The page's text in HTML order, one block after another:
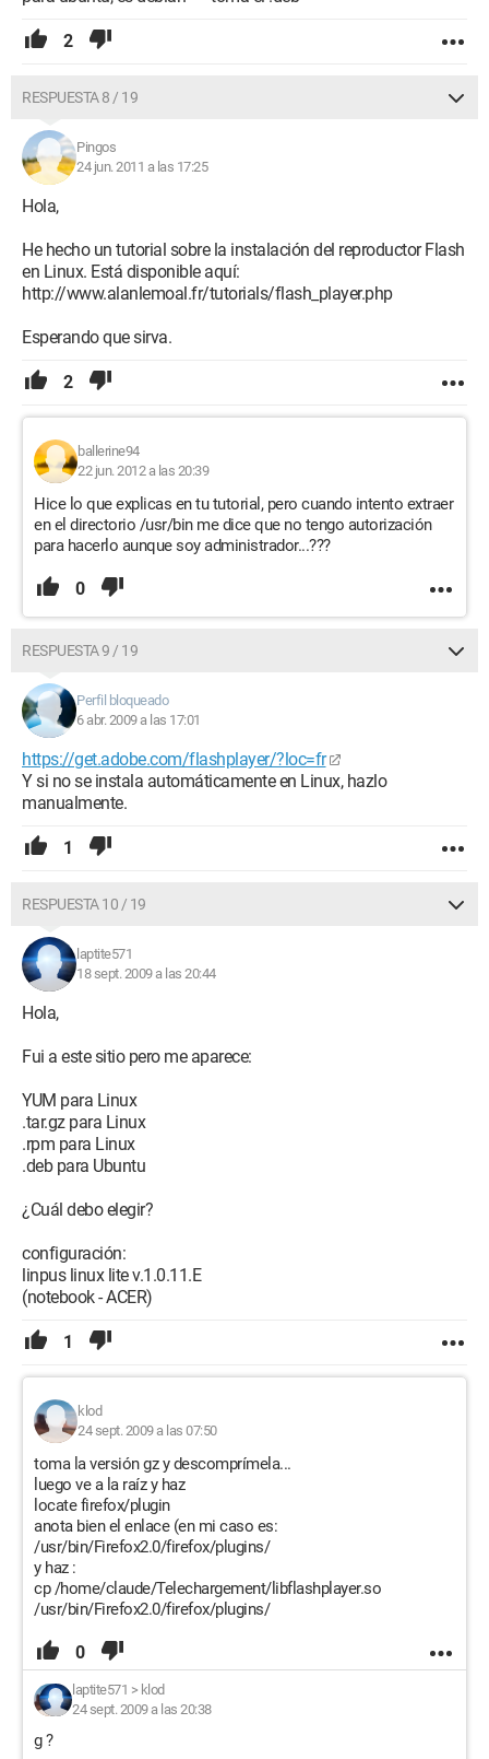
2
RESPUESTA 8 / 19
Pingos
24 jun. 2011 a las 17:25
Hola,
He hecho un tutorial sobre la instalación del reproductor Flash
en Linux. Está disponible aquí:
http://www.alanlemoal.fr/tutorials/flash_player.php
Esperando que sirva.
2
ballerine94
22 jun. 2012 a las 20:39
Hice lo que explicas en tu tutorial, pero cuando intento extraer
en el directorio /usr/bin me dice que no tengo autorización
para hacerlo aunque soy administrador...???
0
RESPUESTA 9 / 19
Perfil bloqueado
6 abr. 2009 a las 17:01
https://get.adobe.com/flashplayer/?loc=fr
Y si no se instala automáticamente en Linux, hazlo
manualmente.
1
RESPUESTA 10 / 19
laptite571
18 sept. 2009 a las 20:44
Hola,
Fui a este sitio pero me aparece:
YUM para Linux
.tar.gz para Linux
.rpm para Linux
.deb para Ubuntu
¿Cuál debo elegir?
configuración:
linpus linux lite v.1.0.11.E
(notebook - ACER)
1
klod
24 sept. 2009 a las 07:50
toma la versión gz y descomprímela...
luego ve a la raíz y haz
locate firefox/plugin
anota bien el enlace (en mi caso es:
/usr/bin/Firefox2.0/firefox/plugins/
y haz :
cp /home/claude/Telechargement/libflashplayer.so
/usr/bin/Firefox2.0/firefox/plugins/
0
laptite571 > klod
24 sept. 2009 a las 20:38
g ?